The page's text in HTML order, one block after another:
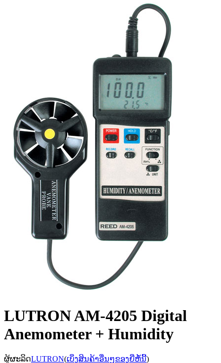
LUTRON AM-4205 Digital
Anemometer + Humidity
ຜູ້ຜະລິດLUTRON(ເບິ່ງສິນຄ້າອື່ນໆຂອງຍີ່ຫໍ້ນີ້)